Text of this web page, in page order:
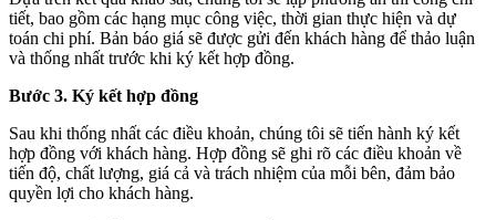
tiết, bao gồm các hạng mục công việc, thời gian thực hiện và dự
toán chi phí. Bản báo giá sẽ được gửi đến khách hàng để thảo luận
và thống nhất trước khi ký kết hợp đồng.
Bước 3. Ký kết hợp đồng
Sau khi thống nhất các điều khoản, chúng tôi sẽ tiến hành ký kết
hợp đồng với khách hàng. Hợp đồng sẽ ghi rõ các điều khoản về
tiến độ, chất lượng, giá cả và trách nhiệm của mỗi bên, đảm bảo
quyền lợi cho khách hàng.